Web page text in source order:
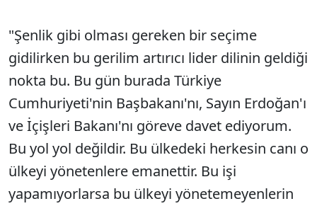
"Şenlik gibi olması gereken bir seçime
gidilirken bu gerilim artırıcı lider dilinin geldiği
nokta bu. Bu gün burada Türkiye
Cumhuriyeti'nin Başbakanı'nı, Sayın Erdoğan'ı
ve İçişleri Bakanı'nı göreve davet ediyorum.
Bu yol yol değildir. Bu ülkedeki herkesin canı o
ülkeyi yönetenlere emanettir. Bu işi
yapamıyorlarsa bu ülkeyi yönetemeyenlerin